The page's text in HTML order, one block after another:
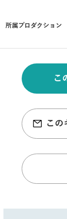
所属プロダクション
こ
この